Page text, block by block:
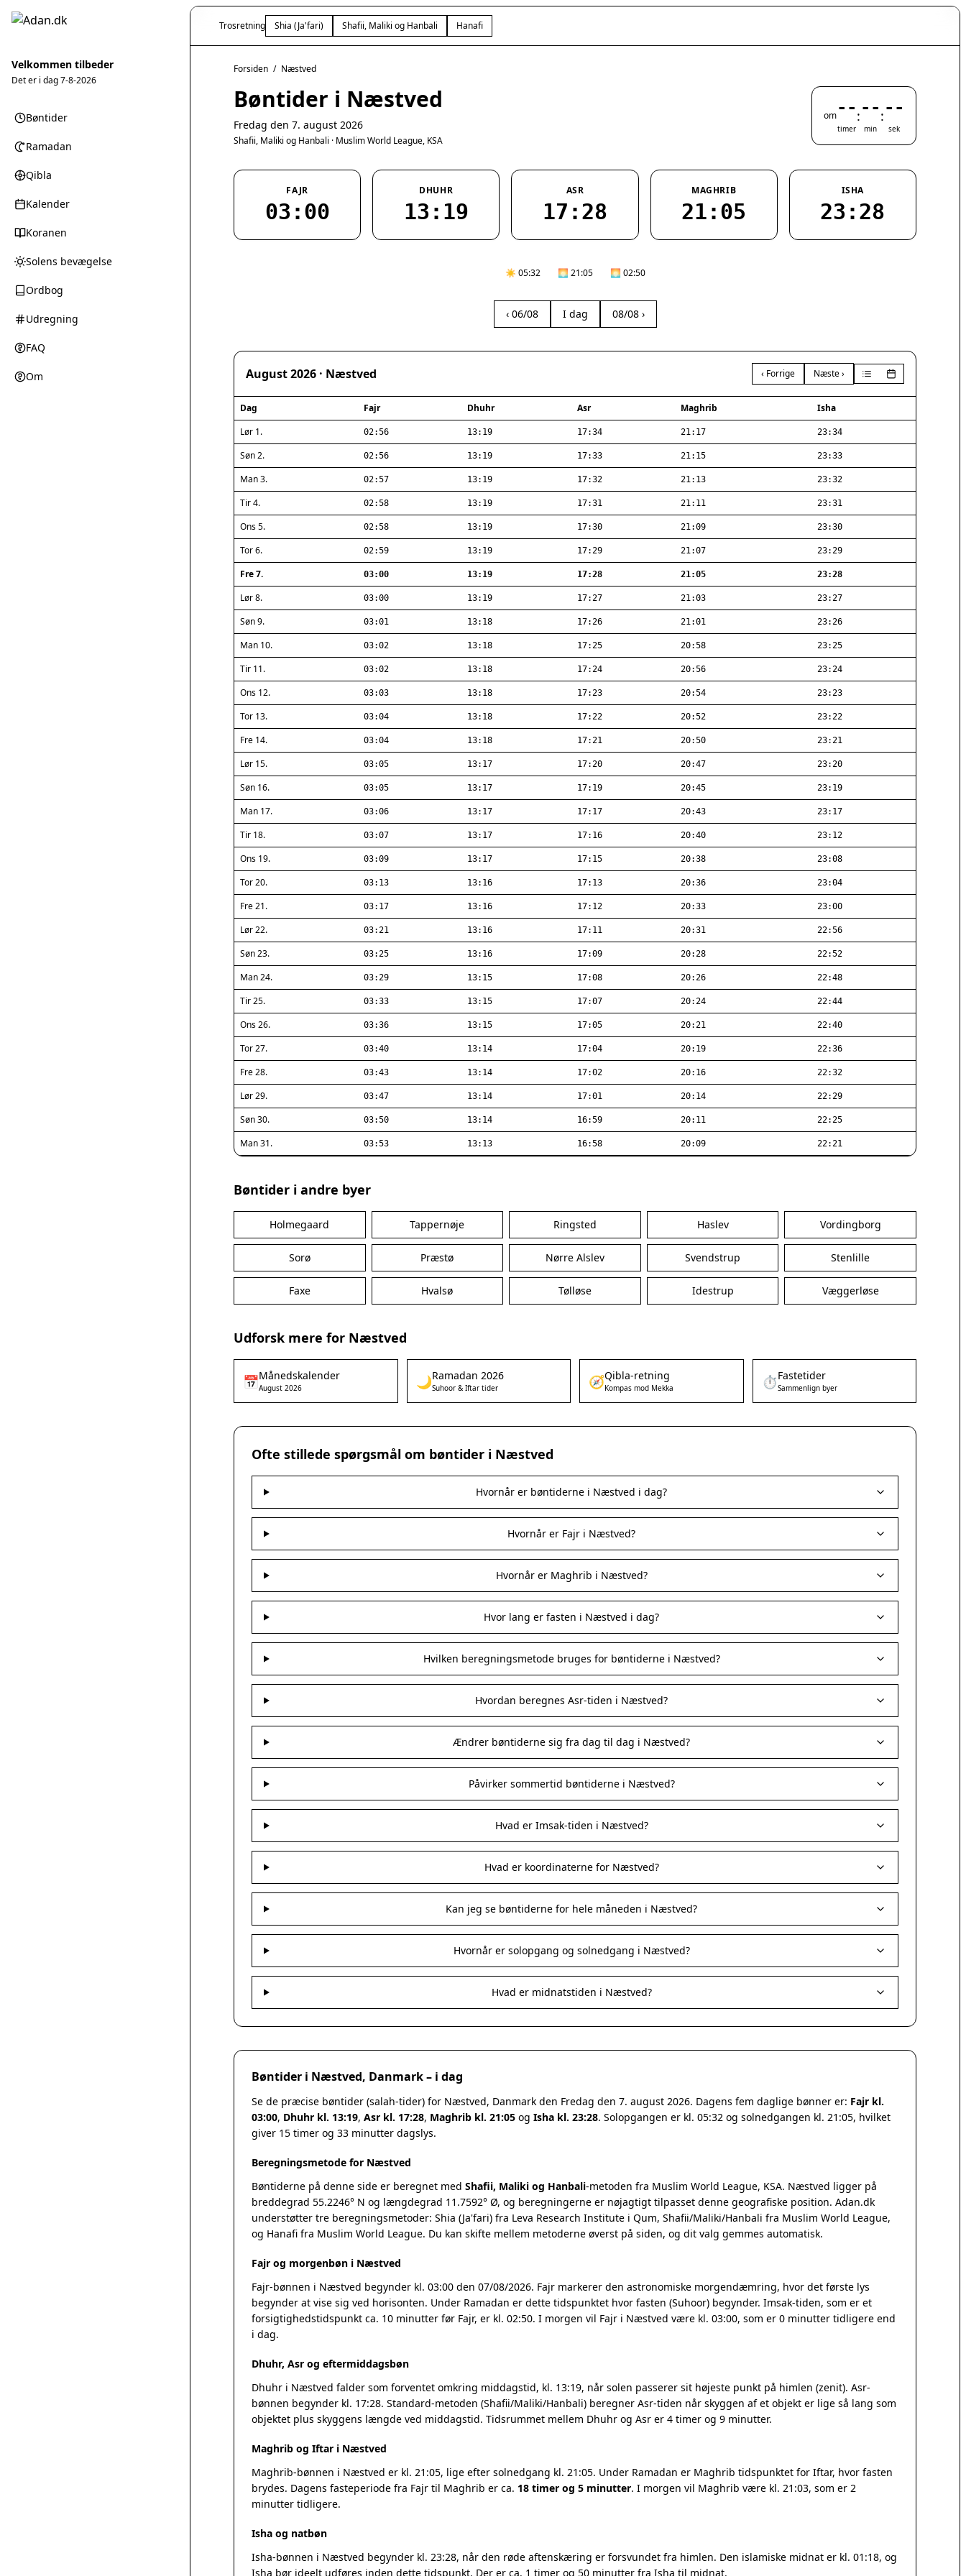
Velkommen tilbeder
Det er i dag7-8-2026
Bøntider
Ramadan
Qibla
Kalender
Koranen
Solens bevægelse
Ordbog
Udregning
FAQ
Om
Trosretning Shia (Ja'fari) Shafii, Maliki og Hanbali Hanafi
Forsiden / Næstved
Bøntider i Næstved
Fredag den 7. august 2026
Shafii, Maliki og Hanbali · Muslim World League, KSA
om--
timer
:--
min
:--
sek
FAJR
03:00
DHUHR
13:19
ASR
17:28
MAGHRIB
21:05
ISHA
23:28
☀️ 05:32 🌅 21:05 🌅 02:50
‹ 06/08 I dag 08/08 ›
August 2026 · Næstved ‹ Forrige Næste ›
Dag Fajr Dhuhr Asr Maghrib
Isha
Lør 1.
02:56 13:19 17:34 21:17 23:34
Søn 2. 02:56 13:19 17:33 21:15 23:33
Man 3. 02:57 13:19 17:32 21:13 23:32
Tir 4. 02:58 13:19 17:31 21:11 23:31
Ons 5. 02:58 13:19 17:30 21:09 23:30
Tor 6. 02:59 13:19 17:29 21:07 23:29
Fre 7. 03:00 13:19 17:28 21:05 23:28
Lør 8. 03:00 13:19 17:27 21:03 23:27
Søn 9. 03:01 13:18 17:26 21:01 23:26
Man 10. 03:02 13:18 17:25 20:58 23:25
Tir 11. 03:02 13:18 17:24 20:56 23:24
Ons 12. 03:03 13:18 17:23 20:54 23:23
Tor 13. 03:04 13:18 17:22 20:52 23:22
Fre 14. 03:04 13:18 17:21 20:50 23:21
Lør 15. 03:05 13:17 17:20 20:47 23:20
Søn 16. 03:05 13:17 17:19 20:45 23:19
Man 17. 03:06 13:17 17:17 20:43 23:17
Tir 18. 03:07 13:17 17:16 20:40 23:12
Ons 19. 03:09 13:17 17:15 20:38 23:08
Tor 20. 03:13 13:16 17:13 20:36 23:04
Fre 21. 03:17 13:16 17:12 20:33 23:00
Lør 22. 03:21 13:16 17:11 20:31 22:56
Søn 23. 03:25 13:16 17:09 20:28 22:52
Man 24. 03:29 13:15 17:08 20:26 22:48
Tir 25. 03:33 13:15 17:07 20:24 22:44
Ons 26. 03:36 13:15 17:05 20:21 22:40
Tor 27. 03:40 13:14 17:04 20:19 22:36
Fre 28. 03:43 13:14 17:02 20:16 22:32
Lør 29. 03:47 13:14 17:01 20:14 22:29
Søn 30. 03:50 13:14 16:59 20:11 22:25
Man 31. 03:53 13:13 16:58 20:09 22:21
Bøntider i andre byer
Holmegaard Tappernøje Ringsted Haslev Vordingborg
Sorø Præstø Nørre Alslev Svendstrup Stenlille
Faxe Hvalsø Tølløse Idestrup Væggerløse
Udforsk mere for Næstved
📅Månedskalender
August 2026 🌙Ramadan 2026
Suhoor & Iftar tider 🧭Qibla-retning
Kompas mod Mekka ⏱️Fastetider
Sammenlign byer
Ofte stillede spørgsmål om bøntider i Næstved
Hvornår er bøntiderne i Næstved i dag?
Hvornår er Fajr i Næstved?
Hvornår er Maghrib i Næstved?
Hvor lang er fasten i Næstved i dag?
Hvilken beregningsmetode bruges for bøntiderne i Næstved?
Hvordan beregnes Asr-tiden i Næstved?
Ændrer bøntiderne sig fra dag til dag i Næstved?
Påvirker sommertid bøntiderne i Næstved?
Hvad er Imsak-tiden i Næstved?
Hvad er koordinaterne for Næstved?
Kan jeg se bøntiderne for hele måneden i Næstved?
Hvornår er solopgang og solnedgang i Næstved?
Hvad er midnatstiden i Næstved?
Bøntider i Næstved, Danmark – i dag
Se de præcise bøntider (salah-tider) for Næstved, Danmark den Fredag den 7. august 2026. Dagens fem daglige bønner er: Fajr kl.
03:00, Dhuhr kl. 13:19, Asr kl. 17:28, Maghrib kl. 21:05 og Isha kl. 23:28. Solopgangen er kl. 05:32 og solnedgangen kl. 21:05, hvilket
giver 15 timer og 33 minutter dagslys.
Beregningsmetode for Næstved
Bøntiderne på denne side er beregnet med Shafii, Maliki og Hanbali-metoden fra Muslim World League, KSA. Næstved ligger på
breddegrad 55.2246° N og længdegrad 11.7592° Ø, og beregningerne er nøjagtigt tilpasset denne geografiske position. Adan.dk
understøtter tre beregningsmetoder: Shia (Ja'fari) fra Leva Research Institute i Qum, Shafii/Maliki/Hanbali fra Muslim World League,
og Hanafi fra Muslim World League. Du kan skifte mellem metoderne øverst på siden, og dit valg gemmes automatisk.
Fajr og morgenbøn i Næstved
Fajr-bønnen i Næstved begynder kl. 03:00 den 07/08/2026. Fajr markerer den astronomiske morgendæmring, hvor det første lys
begynder at vise sig ved horisonten. Under Ramadan er dette tidspunktet hvor fasten (Suhoor) begynder. Imsak-tiden, som er et
forsigtighedstidspunkt ca. 10 minutter før Fajr, er kl. 02:50. I morgen vil Fajr i Næstved være kl. 03:00, som er 0 minutter tidligere end
i dag.
Dhuhr, Asr og eftermiddagsbøn
Dhuhr i Næstved falder som forventet omkring middagstid, kl. 13:19, når solen passerer sit højeste punkt på himlen (zenit). Asr-
bønnen begynder kl. 17:28. Standard-metoden (Shafii/Maliki/Hanbali) beregner Asr-tiden når skyggen af et objekt er lige så lang som
objektet plus skyggens længde ved middagstid. Tidsrummet mellem Dhuhr og Asr er 4 timer og 9 minutter.
Maghrib og Iftar i Næstved
Maghrib-bønnen i Næstved er kl. 21:05, lige efter solnedgang kl. 21:05. Under Ramadan er Maghrib tidspunktet for Iftar, hvor fasten
brydes. Dagens fasteperiode fra Fajr til Maghrib er ca. 18 timer og 5 minutter. I morgen vil Maghrib være kl. 21:03, som er 2
minutter tidligere.
Isha og natbøn
Isha-bønnen i Næstved begynder kl. 23:28, når den røde aftenskæring er forsvundet fra himlen. Den islamiske midnat er kl. 01:18, og
Isha bør ideelt udføres inden dette tidspunkt. Der er ca. 1 timer og 50 minutter fra Isha til midnat.